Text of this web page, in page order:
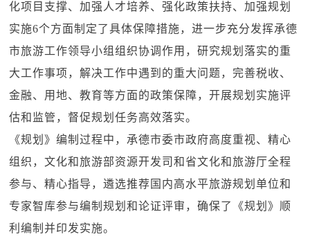
化项目支撑、加强人才培养、强化政策扶持、加强规划
实施6个方面制定了具体保障措施，进一步充分发挥承德
市旅游工作领导小组组织协调作用，研究规划落实的重
大工作事项，解决工作中遇到的重大问题，完善税收、
金融、用地、教育等方面的政策保障，开展规划实施评
估和监管，督促规划任务高效落实。
《规划》编制过程中，承德市委市政府高度重视、精心
组织，文化和旅游部资源开发司和省文化和旅游厅全程
参与、精心指导，遴选推荐国内高水平旅游规划单位和
专家智库参与编制规划和论证评审，确保了《规划》顺
利编制并印发实施。